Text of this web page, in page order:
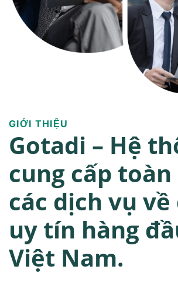
GIỚI THIỆU
Gotadi – Hệ
cung cấp
các dịch vụ
uy tín hàng
Việt Nam.